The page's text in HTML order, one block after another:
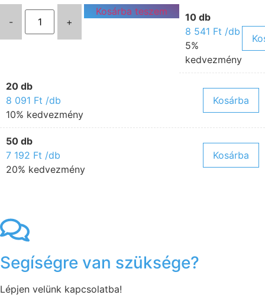
- +
Kosárba teszem
10 db
8 541 Ft /db
5%
kedvezmény
20 db
8 091 Ft /db
10% kedvezmény
Kosárba
50 db
7 192 Ft /db
20% kedvezmény
Kosárba
Segíségre van szüksége?
Lépjen velünk kapcsolatba!